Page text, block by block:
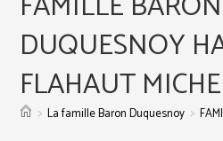
DUQUESNOY
FLAHAUT
> La famille Baron Duquesnoy >